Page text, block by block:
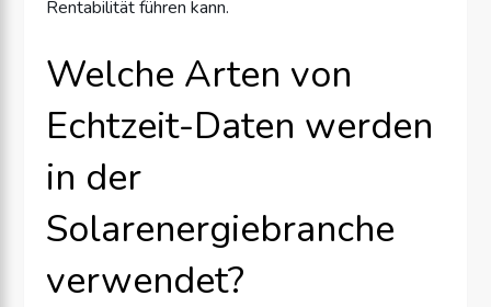
Rentabilität führen kann.
Welche Arten von
Echtzeit-Daten werden
in der
Solarenergiebranche
verwendet?